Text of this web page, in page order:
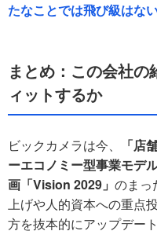
たなことでは飛び級は
まとめ：この会社
ィットするか
ビックカメラは今、 「店
ーエコノミー型事業モデル
画「Vision 2029」 のまっ
上げや人的資本への重点
方を抜本的にアップデー